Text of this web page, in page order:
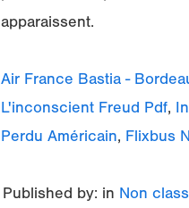
apparaissent.
Air France Bastia -
L'inconscient Freud Pdf,
Perdu Américain, Flixbus
Published by: in Non